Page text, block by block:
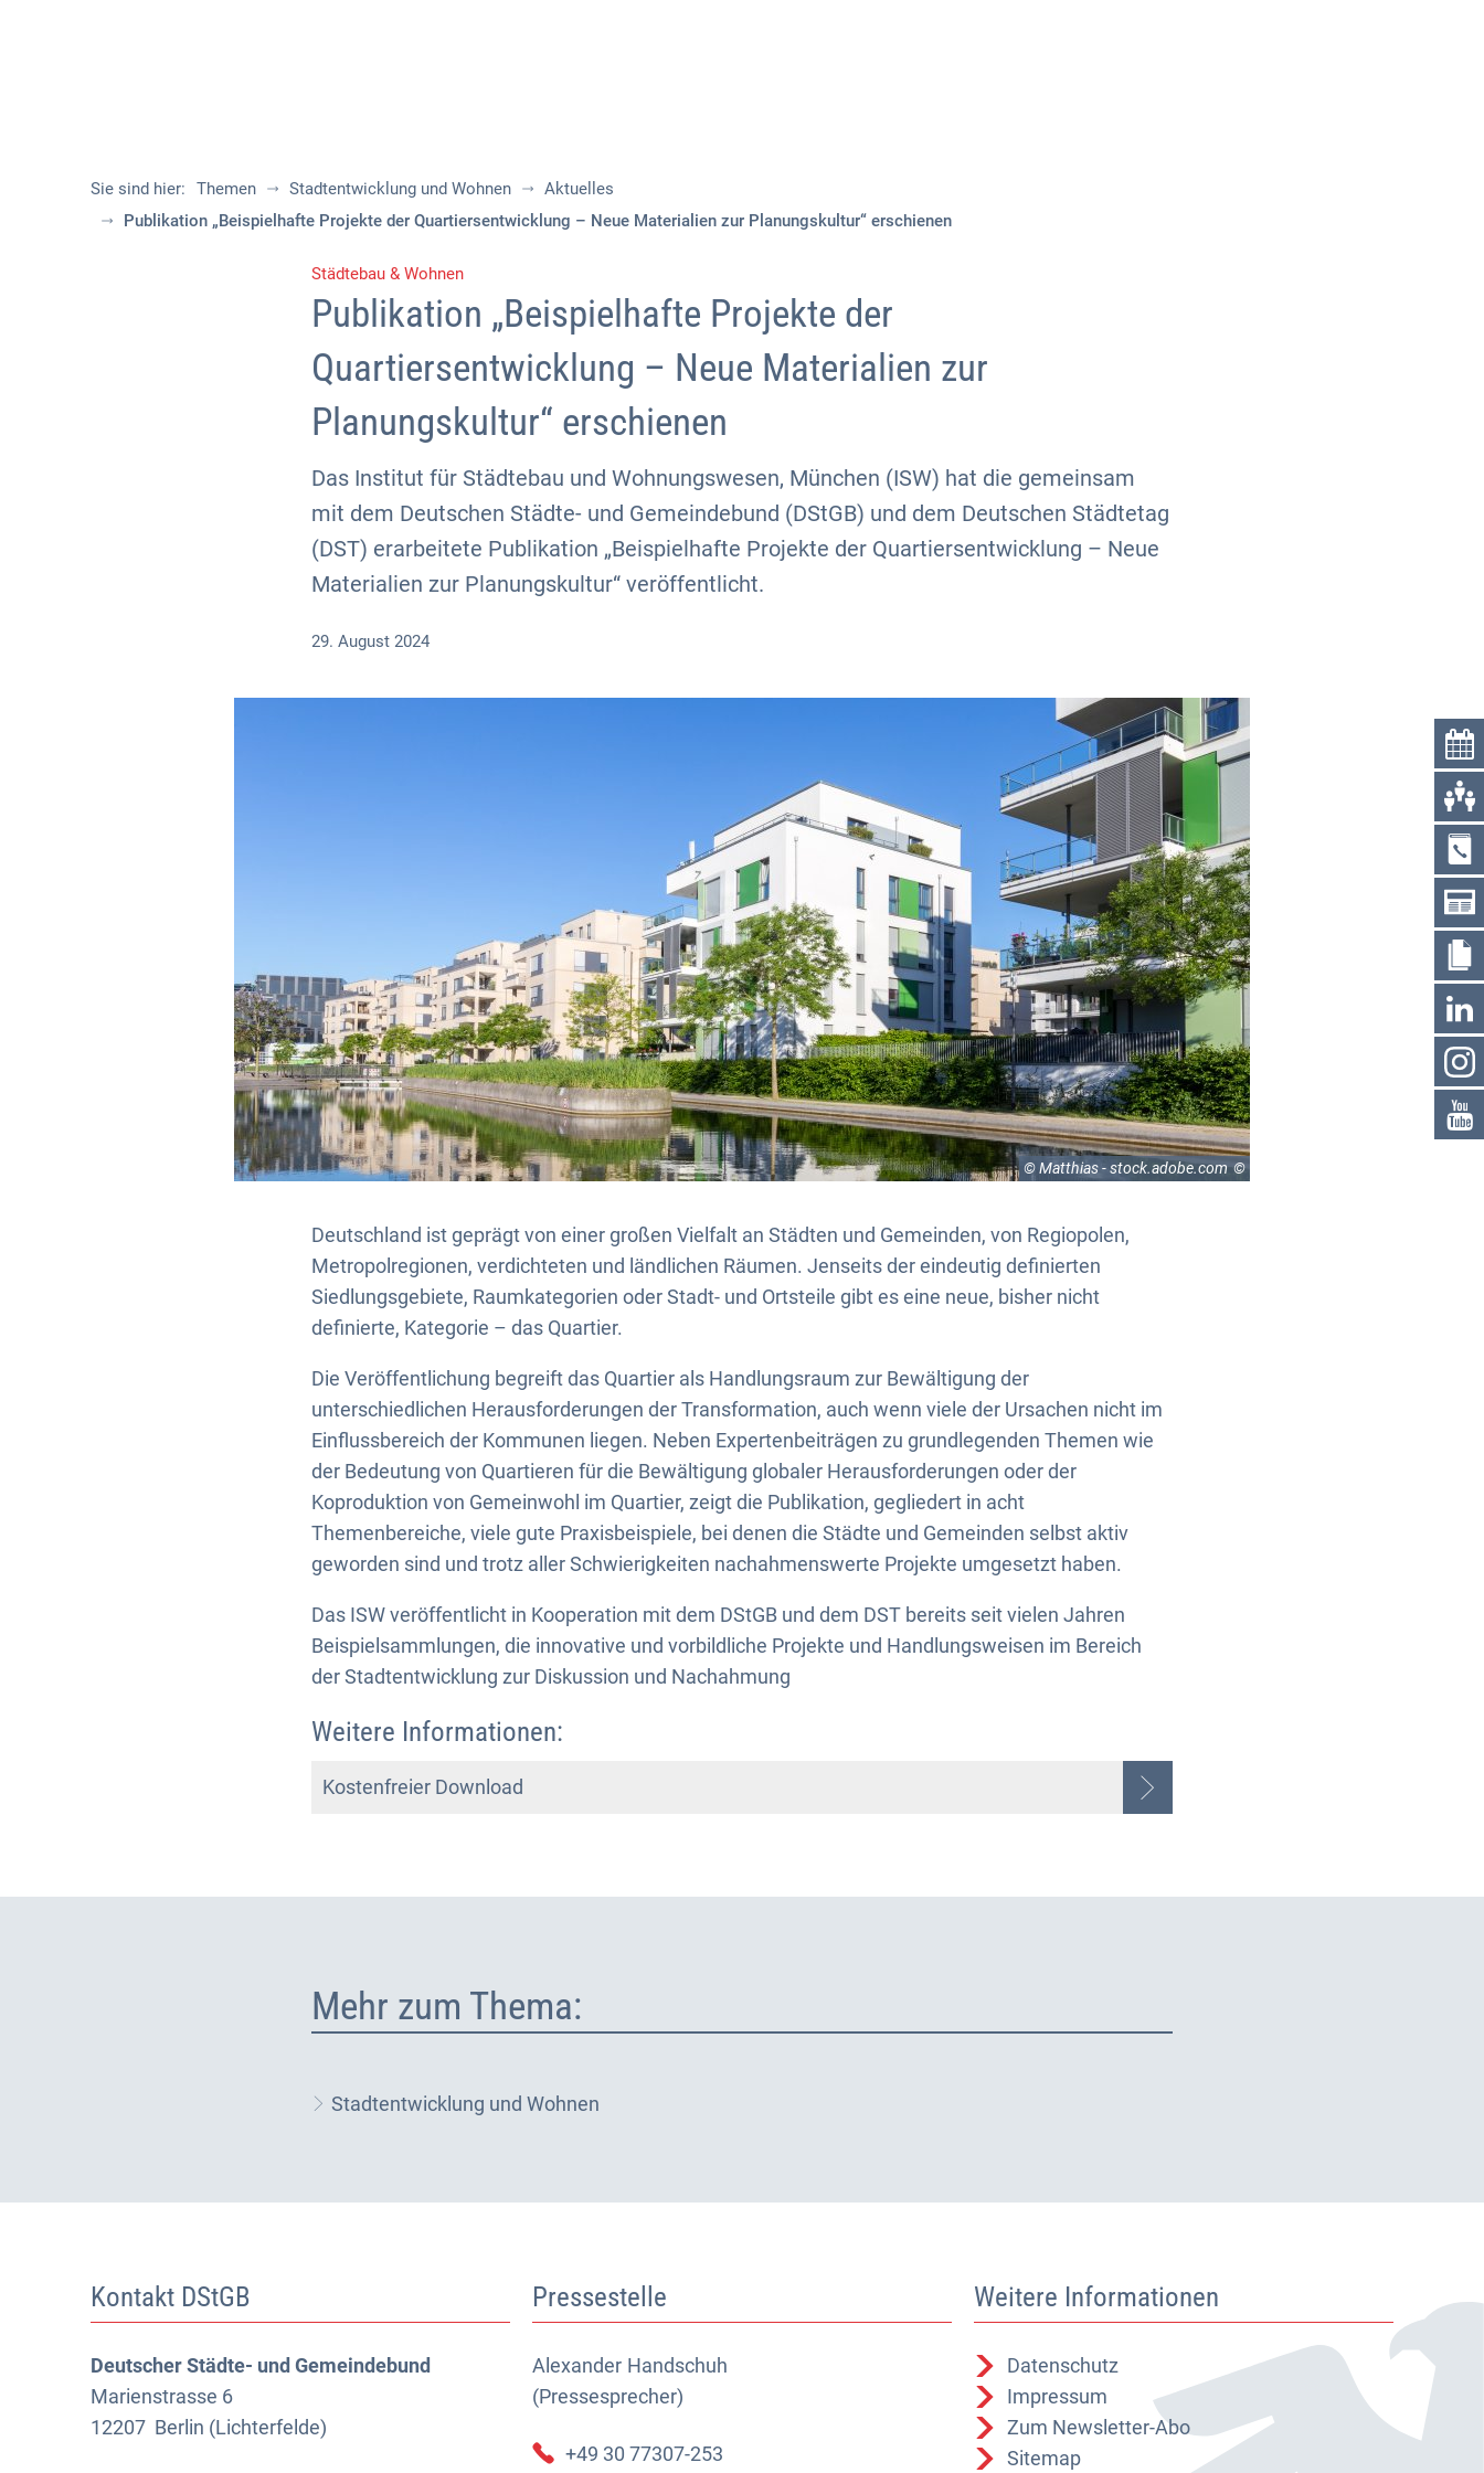
Sie sind hier: Themen Stadtentwicklung und Wohnen
Aktuelles
Publikation „Beispielhafte Projekte der Quartiersentwicklung – Neue Materialien zur Planungskultur“ erschienen
Städtebau & Wohnen
Publikation „Beispielhafte Projekte der
Quartiersentwicklung – Neue Materialien zur
Planungskultur“ erschienen
Das Institut für Städtebau und Wohnungswesen, München (ISW) hat die gemeinsam
mit dem Deutschen Städte- und Gemeindebund (DStGB) und dem Deutschen Städtetag
(DST) erarbeitete Publikation „Beispielhafte Projekte der Quartiersentwicklung – Neue
Materialien zur Planungskultur“ veröffentlicht.
29. August 2024
© Matthias - stock.adobe.com
Deutschland ist geprägt von einer großen Vielfalt an Städten und Gemeinden, von Regiopolen,
Metropolregionen, verdichteten und ländlichen Räumen. Jenseits der eindeutig definierten
Siedlungsgebiete, Raumkategorien oder Stadt- und Ortsteile gibt es eine neue, bisher nicht
definierte, Kategorie – das Quartier.
Die Veröffentlichung begreift das Quartier als Handlungsraum zur Bewältigung der
unterschiedlichen Herausforderungen der Transformation, auch wenn viele der Ursachen nicht im
Einflussbereich der Kommunen liegen. Neben Expertenbeiträgen zu grundlegenden Themen wie
der Bedeutung von Quartieren für die Bewältigung globaler Herausforderungen oder der
Koproduktion von Gemeinwohl im Quartier, zeigt die Publikation, gegliedert in acht
Themenbereiche, viele gute Praxisbeispiele, bei denen die Städte und Gemeinden selbst aktiv
geworden sind und trotz aller Schwierigkeiten nachahmenswerte Projekte umgesetzt haben.
Das ISW veröffentlicht in Kooperation mit dem DStGB und dem DST bereits seit vielen Jahren
Beispielsammlungen, die innovative und vorbildliche Projekte und Handlungsweisen im Bereich
der Stadtentwicklung zur Diskussion und Nachahmung
Weitere Informationen:
Kostenfreier Download
Mehr zum Thema:
Stadtentwicklung und Wohnen
Kontakt DStGB
Deutscher Städte- und Gemeindebund
Marienstrasse 6
12207 Berlin (Lichterfelde)
Pressestelle
Alexander Handschuh
(Pressesprecher)
Alexander Handschuh (Pressesprecher)
+49 30 77307-253
Weitere Informationen
Datenschutz
Impressum
Zum Newsletter-Abo
Sitemap